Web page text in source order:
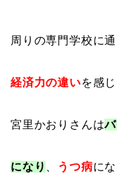
周りの専門学校に
経済力の違いを感
宮里かおりさんは
になり うつ病に